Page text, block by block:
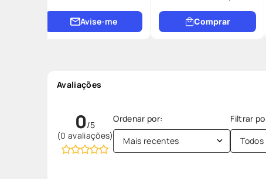
Avise-me Comprar
Avaliações
0
(0 avaliações) Mais recentes Todos